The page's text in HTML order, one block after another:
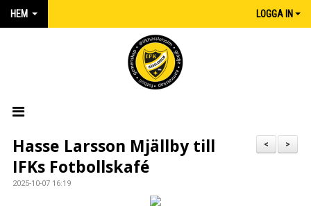
HEM LOGGA IN
HEM
NYHETER
>
<
Hasse Larsson Mjällby till
IFKs Fotbollskafé
2025-10-07 16:19